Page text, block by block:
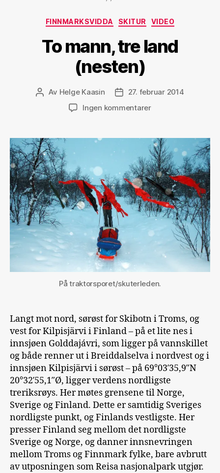
del
Kategorier
FINNMARKSVIDDA SKITUR VIDEO
To mann, tre land
(nesten)
Innleggsforfatter
Av Helge Kaasin Publiseringsdato
27. februar 2014
Ingen kommentarertil
tre
land
(nesten)
På traktorsporet/skuterleden.
Langt mot nord, sørøst for Skibotn i Troms, og
vest for Kilpisjärvi i Finland – på et lite nes i
innsjøen Golddajávri, som ligger på vannskillet
og både renner ut i Breiddalselva i nordvest og i
innsjøen Kilpisjärvi i sørøst – på 69°03′35,9″N
20°32′55,1″Ø, ligger verdens nordligste
treriksrøys. Her møtes grensene til Norge,
Sverige og Finland. Dette er samtidig Sveriges
nordligste punkt, og Finlands vestligste. Her
presser Finland seg mellom det nordligste
Sverige og Norge, og danner innsnevringen
mellom Troms og Finnmark fylke, bare avbrutt
av utposningen som Reisa nasjonalpark utgjør.